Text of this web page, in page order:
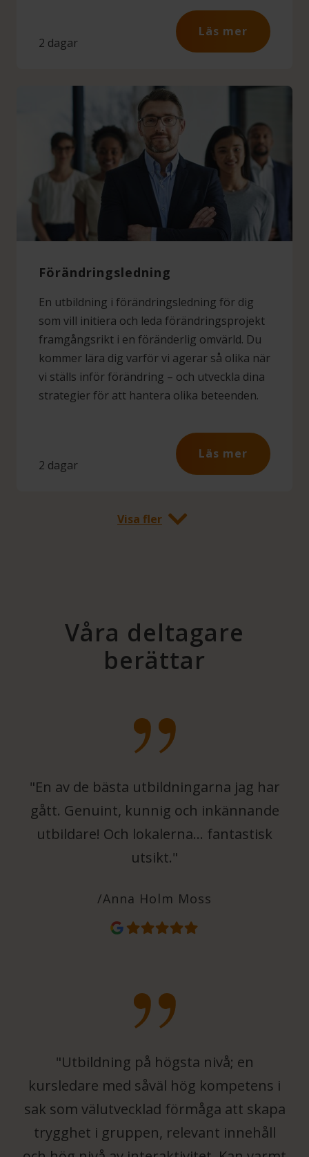
2 dagar
Läs mer
Förändringsledning
En utbildning i förändringsledning för dig
som vill initiera och leda förändringsprojekt
framgångsrikt i en föränderlig omvärld. Du
kommer lära dig varför vi agerar så olika när
vi ställs inför förändring – och utveckla dina
strategier för att hantera olika beteenden.
2 dagar
Läs mer
Visa fler
Våra deltagare
berättar
"En av de bästa utbildningarna jag har
gått. Genuint, kunnig och inkännande
utbildare! Och lokalerna… fantastisk
utsikt."
/Anna Holm Moss
"Utbildning på högsta nivå; en
kursledare med såväl hög kompetens i
sak som välutvecklad förmåga att skapa
trygghet i gruppen, relevant innehåll